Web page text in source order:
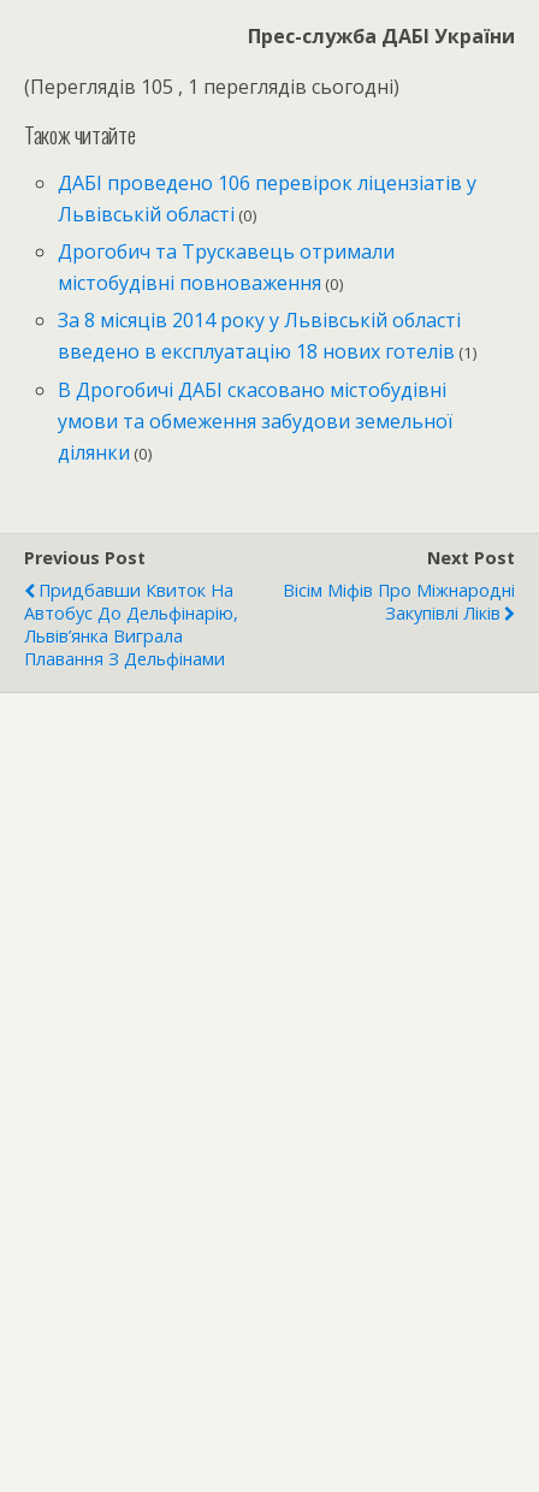
Прес-служба ДАБІ України
(Переглядів 105 , 1 переглядів сьогодні)
Також читайте
ДАБІ проведено 106 перевірок ліцензіатів у
Львівській області (0)
Дрогобич та Трускавець отримали
містобудівні повноваження (0)
За 8 місяців 2014 року у Львівській області
введено в експлуатацію 18 нових готелів (1)
В Дрогобичі ДАБІ скасовано містобудівні
умови та обмеження забудови земельної
ділянки (0)
Previous Post
Придбавши Квиток На
Автобус До Дельфінарію,
Львів’янка Виграла
Плавання З Дельфінами
Next Post
Вісім Міфів Про Міжнародні
Закупівлі Ліків